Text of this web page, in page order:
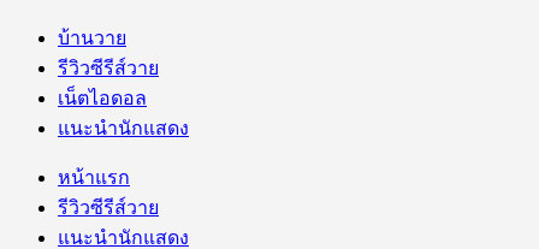
บ้านวาย
รีวิวซีรีส์วาย
เน็ตไอดอล
แนะนำนักแสดง
หน้าแรก
รีวิวซีรีส์วาย
แนะนำนักแสดง